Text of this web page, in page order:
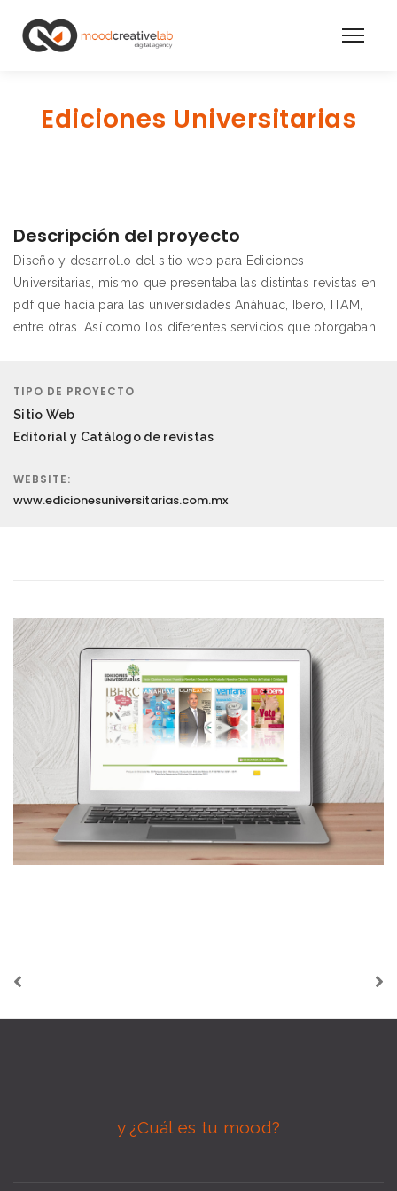
Ediciones Universitarias
Descripción del proyecto
Diseño y desarrollo del sitio web para Ediciones
Universitarias, mismo que presentaba las distintas revistas en
pdf que hacía para las universidades Anáhuac, Ibero, ITAM,
entre otras. Así como los diferentes servicios que otorgaban.
TIPO DE PROYECTO
Sitio Web
Editorial y Catálogo de revistas
WEBSITE:
www.edicionesuniversitarias.com.mx
y ¿Cuál es tu mood?